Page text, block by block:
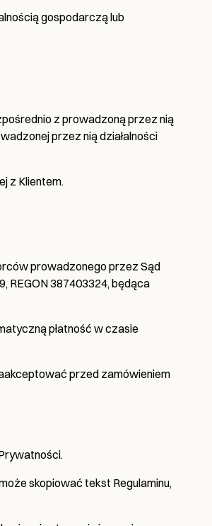
gospodarczą lub
z prowadzoną przez nią
przez nią działalności
z Klientem.
prowadzonego przez Sąd
REGON 387403324, będąca
płatność w czasie
przed zamówieniem
skopiować tekst Regulaminu,